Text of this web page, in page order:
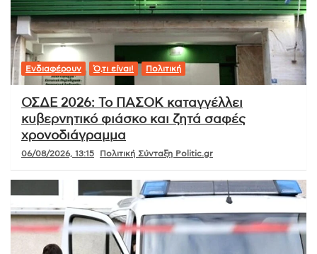
Ενδιαφέρουν Ό,τι είναι! Πολιτική
ΟΣΔΕ 2026: Το ΠΑΣΟΚ καταγγέλλει
κυβερνητικό φιάσκο και ζητά σαφές
χρονοδιάγραμμα
06/08/2026, 13:15 Πολιτική Σύνταξη Politic.gr